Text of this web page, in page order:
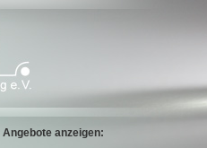
Angebote anzeigen: